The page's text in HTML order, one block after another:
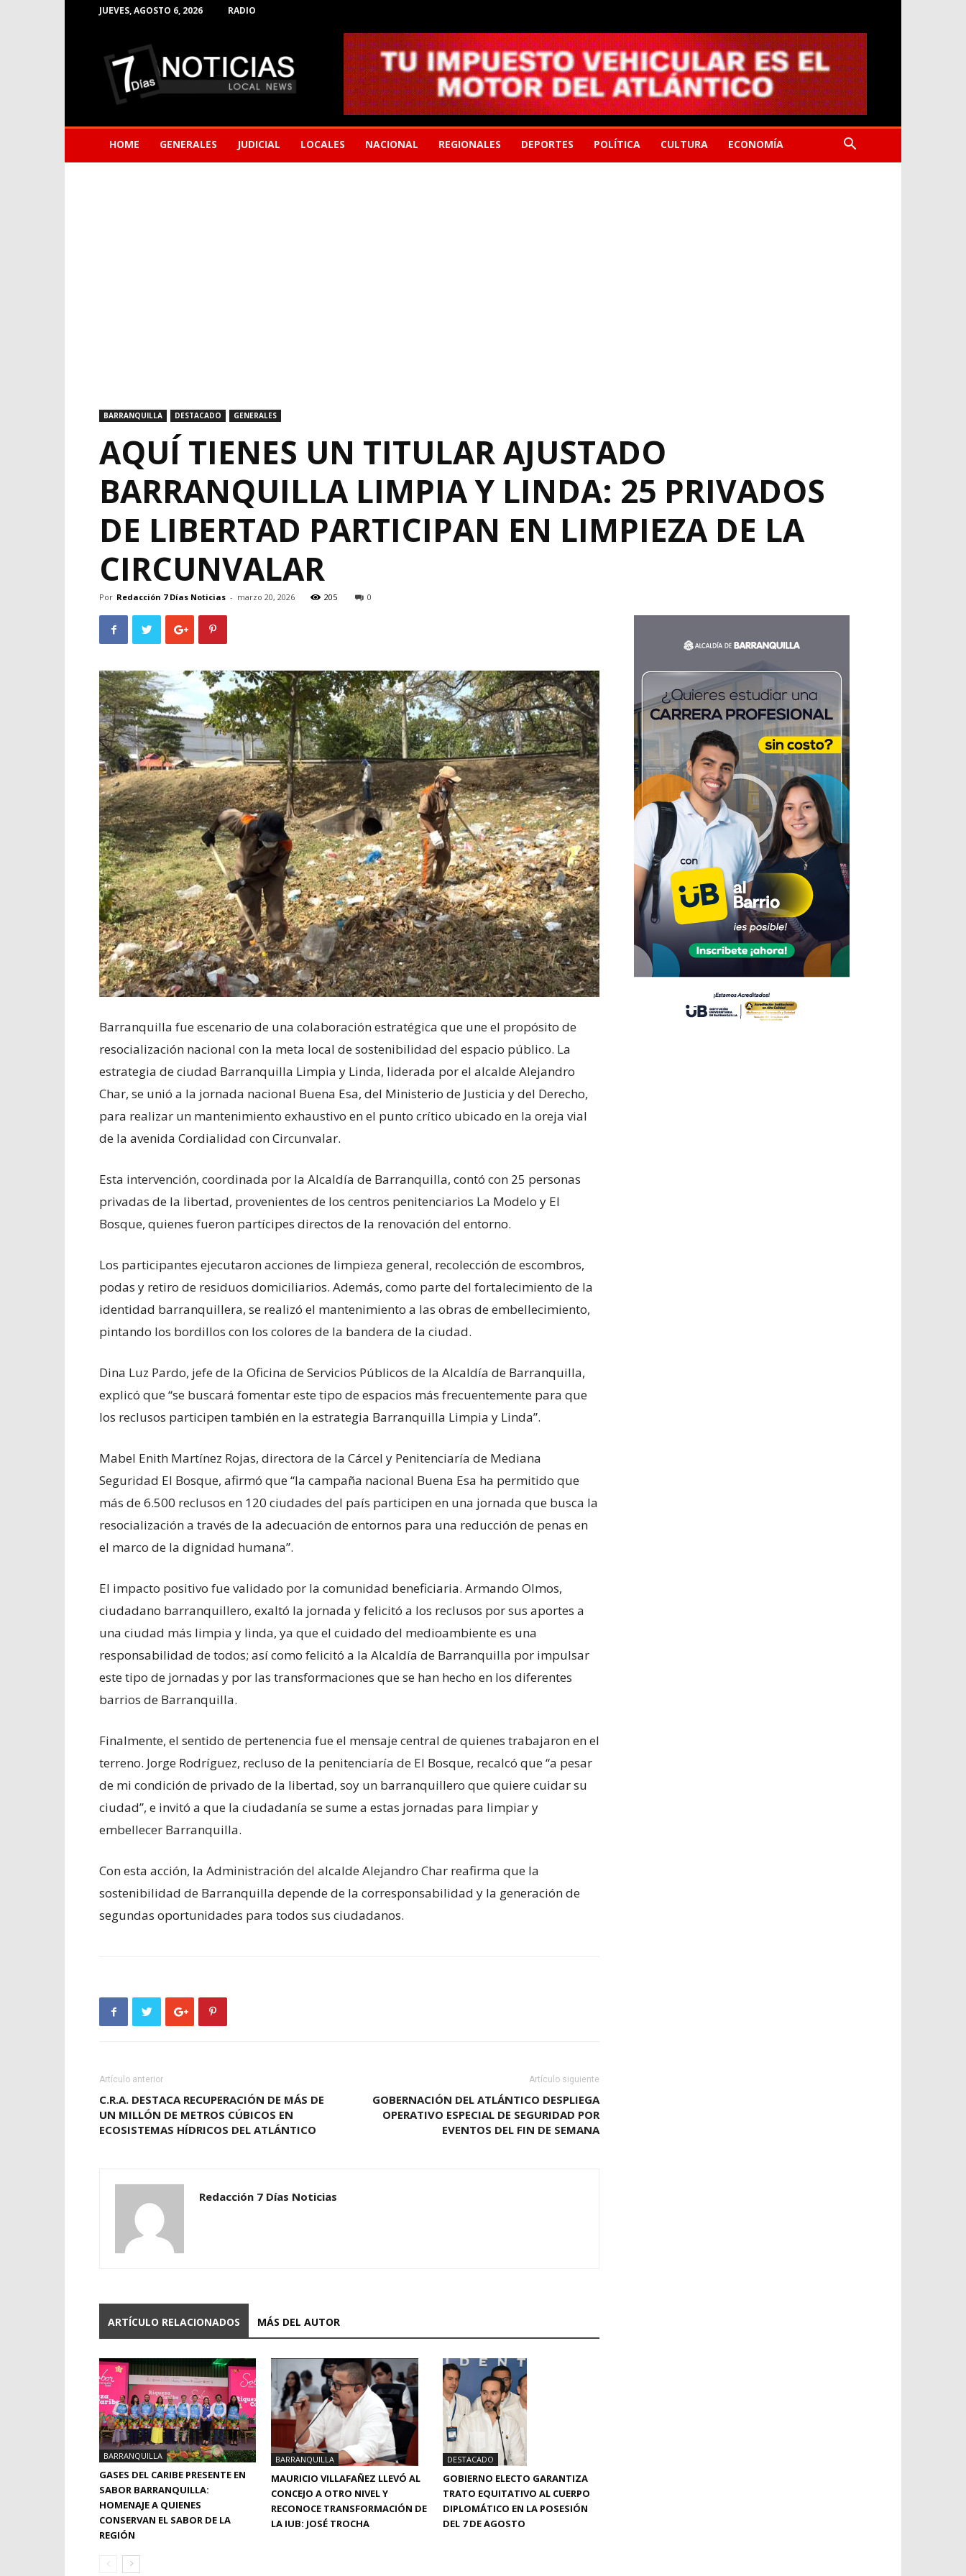
JUEVES, AGOSTO 6, 2026 RADIO
Noticias
de
Barranquilla
HOME GENERALES JUDICIAL LOCALES NACIONAL REGIONALES DEPORTES POLÍTICA CULTURA ECONOMÍA
BARRANQUILLA DESTACADO GENERALES
AQUÍ TIENES UN TITULAR AJUSTADO
BARRANQUILLA LIMPIA Y LINDA: 25 PRIVADOS
DE LIBERTAD PARTICIPAN EN LIMPIEZA DE LA
CIRCUNVALAR
Por Redacción 7 Días Noticias - marzo 20, 2026 205 0
Barranquilla fue escenario de una colaboración estratégica que une el propósito de
resocialización nacional con la meta local de sostenibilidad del espacio público. La
estrategia de ciudad Barranquilla Limpia y Linda, liderada por el alcalde Alejandro
Char, se unió a la jornada nacional Buena Esa, del Ministerio de Justicia y del Derecho,
para realizar un mantenimiento exhaustivo en el punto crítico ubicado en la oreja vial
de la avenida Cordialidad con Circunvalar.
Esta intervención, coordinada por la Alcaldía de Barranquilla, contó con 25 personas
privadas de la libertad, provenientes de los centros penitenciarios La Modelo y El
Bosque, quienes fueron partícipes directos de la renovación del entorno.
Los participantes ejecutaron acciones de limpieza general, recolección de escombros,
podas y retiro de residuos domiciliarios. Además, como parte del fortalecimiento de la
identidad barranquillera, se realizó el mantenimiento a las obras de embellecimiento,
pintando los bordillos con los colores de la bandera de la ciudad.
Dina Luz Pardo, jefe de la Oficina de Servicios Públicos de la Alcaldía de Barranquilla,
explicó que “se buscará fomentar este tipo de espacios más frecuentemente para que
los reclusos participen también en la estrategia Barranquilla Limpia y Linda”.
Mabel Enith Martínez Rojas, directora de la Cárcel y Penitenciaría de Mediana
Seguridad El Bosque, afirmó que “la campaña nacional Buena Esa ha permitido que
más de 6.500 reclusos en 120 ciudades del país participen en una jornada que busca la
resocialización a través de la adecuación de entornos para una reducción de penas en
el marco de la dignidad humana”.
El impacto positivo fue validado por la comunidad beneficiaria. Armando Olmos,
ciudadano barranquillero, exaltó la jornada y felicitó a los reclusos por sus aportes a
una ciudad más limpia y linda, ya que el cuidado del medioambiente es una
responsabilidad de todos; así como felicitó a la Alcaldía de Barranquilla por impulsar
este tipo de jornadas y por las transformaciones que se han hecho en los diferentes
barrios de Barranquilla.
Finalmente, el sentido de pertenencia fue el mensaje central de quienes trabajaron en el
terreno. Jorge Rodríguez, recluso de la penitenciaría de El Bosque, recalcó que “a pesar
de mi condición de privado de la libertad, soy un barranquillero que quiere cuidar su
ciudad”, e invitó a que la ciudadanía se sume a estas jornadas para limpiar y
embellecer Barranquilla.
Con esta acción, la Administración del alcalde Alejandro Char reafirma que la
sostenibilidad de Barranquilla depende de la corresponsabilidad y la generación de
segundas oportunidades para todos sus ciudadanos.
Artículo anterior
C.R.A. DESTACA RECUPERACIÓN DE MÁS DE
UN MILLÓN DE METROS CÚBICOS EN
ECOSISTEMAS HÍDRICOS DEL ATLÁNTICO
Artículo siguiente
GOBERNACIÓN DEL ATLÁNTICO DESPLIEGA
OPERATIVO ESPECIAL DE SEGURIDAD POR
EVENTOS DEL FIN DE SEMANA
Redacción 7 Días Noticias
ARTÍCULO RELACIONADOS MÁS DEL AUTOR
BARRANQUILLA
GASES DEL CARIBE PRESENTE EN
SABOR BARRANQUILLA:
HOMENAJE A QUIENES
CONSERVAN EL SABOR DE LA
REGIÓN
BARRANQUILLA
MAURICIO VILLAFAÑEZ LLEVÓ AL
CONCEJO A OTRO NIVEL Y
RECONOCE TRANSFORMACIÓN DE
LA IUB: JOSÉ TROCHA
DESTACADO
GOBIERNO ELECTO GARANTIZA
TRATO EQUITATIVO AL CUERPO
DIPLOMÁTICO EN LA POSESIÓN
DEL 7 DE AGOSTO